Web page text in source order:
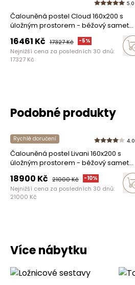
5.0
Čalouněná postel Cloud 160x200 s
úložným prostorem - béžový samet
16461 Kč 17327Kč -5%
Nejnižší cena za posledních 30 dnů:
17327 Kč
Podobné produkty
Rychlé doručení 4.0
Čalouněná postel Livani 160x200 s
úložným prostorem - béžový samet
18900 Kč 21000Kč -10%
Nejnižší cena za posledních 30 dnů:
21000 Kč
Více nábytku